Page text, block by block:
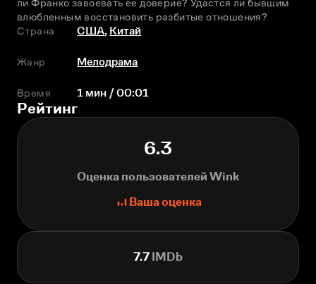
влюбленным восстановить разбитые отношения?
Страна
США, Китай
Жанр Мелодрама
Время 1 мин / 00:01
Рейтинг
6.3
Оценка пользователей Wink
Ваша оценка
7.7 IMDb